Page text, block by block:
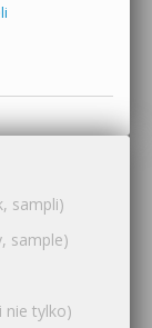
sampli)
sample)
nie tylko)